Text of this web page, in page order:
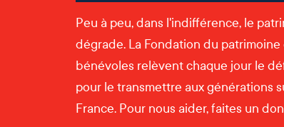
Peu à peu, dans l'indifférence, le
dégrade. La Fondation du
bénévoles relèvent chaque jour le
pour le transmettre aux générations
France. Pour nous aider, faites un